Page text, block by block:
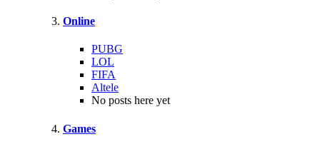
Online
PUBG
LOL
FIFA
Altele
No posts here yet
Games